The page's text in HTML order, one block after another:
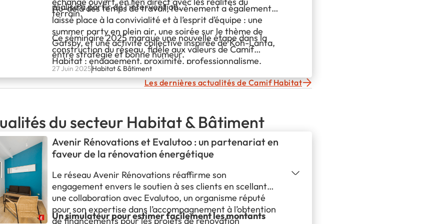
réalisé à partir de l’intervention.
terrain.
Au-delà des temps de travail, l’événement a également
laissé place à la convivialité et à l’esprit d’équipe : une
summer party en plein air, une soirée sur le thème de
Gatsby, et une activité collective inspirée de Koh-Lanta,
entre stratégie et bonne humeur.
Ce séminaire 2025 marque une nouvelle étape dans la
construction du réseau, fidèle aux valeurs de Camif
Habitat : engagement, proximité, professionnalisme.
27 Juin 2025Habitat & Bâtiment
Les dernières actualités de Camif Habitat
du secteur Habitat & Bâtiment
Avenir Rénovations et Evalutoo : un partenariat en
faveur de la rénovation énergétique
Le réseau Avenir Rénovations réaffirme son
engagement envers le soutien à ses clients en scellant
une collaboration avec Evalutoo, un organisme réputé
pour son expertise dans l’accompagnement à l’obtention
de financements pour les projets de rénovation
Un simulateur pour estimer facilement les montants